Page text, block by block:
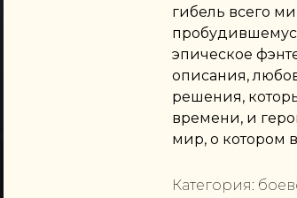
гибель всего
эпическое
описания,
решения,
времени, и
мир, о котором
Категория: